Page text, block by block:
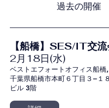
過去の開催
【船橋】SES/IT交
2月18日(水)
ベストエフォートオフィス船
千葉県船橋市本町６丁目３−１
ビル 3階